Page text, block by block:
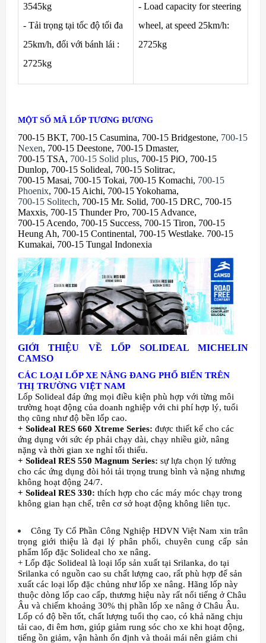
3545kg
- Tải trọng tại tốc độ tối đa
25km/h, đối với bánh lái :
2725kg
- Load capacity for steering
wheel, at speed 25km/h:
2725kg
MỘT SỐ MÃ LỐP TƯƠNG ĐƯƠNG
700-15 BKT, 700-15 Casumina, 700-15 Bridgestone, 700-15
Nexen, 700-15 Deestone, 700-15 Dmaster,
700-15 TSA, 700-15 Solid plus, 700-15 PiO, 700-15
Dunlop, 700-15 Solideal, 700-15 Solitrac,
700-15 Masai, 700-15 Tokai, 700-15 Komachi, 700-15
Phoenix, 700-15 Aichi, 700-15 Yokohama,
700-15 Solitech, 700-15 Mr. Solid, 700-15 DRC, 700-15
Maxxis, 700-15 Thunder Pro, 700-15 Advance,
700-15 Acendo, 700-15 Success, 700-15 Tiron, 700-15
Heung Ah, 700-15 Continental, 700-15 Westlake. 700-15
Kumakai, 700-15 Tungal Indonexia
GIỚI THIỆU VỀ LỐP SOLIDEAL MICHELIN
CAMSO
CÁC LOẠI LỐP XE NÂNG ĐANG PHỔ BIẾN TRÊN
THỊ TRƯỜNG VIỆT NAM
Lốp Solideal đáp ứng mọi điều kiện phù hợp với từng môi
trường hoạt động của doanh nghiệp với chi phí hợp lý, tuổi
thọ cũng như độ bền lốp cao.
+ Solideal RES 660 Xtreme Series: được thiết kế cho các
ứng dụng với sức ép phải chạy dài, chạy nhiều giờ, nâng
nặng và thời gian xe nghỉ tối thiểu.
+ Solideal RES 550 Magnum Series: sự lựa chọn lý tưởng
cho các ứng dụng đòi hỏi tải trọng trung bình và nặng nhưng
không hoạt động 24/7.
+ Solideal RES 330: thích hợp cho các máy móc chạy trong
không gian hạn chế, trên cơ sở hoạt động không liên tục.
Công Ty Cổ Phần Công Nghiệp HDVN Việt Nam xin trân
trọng giới thiệu là đại lý phân phối, chuyên cung cấp sản
phẩm lốp đặc Solideal cho xe nâng.
+ Lốp đặc Solideal là loại lốp sản xuất tại Srilanka, do tại
Srilanka có nguồn cao su chất lượng cao, rất phù hợp để sản
xuất các loại lốp đặc chủng như lốp xe nâng. Hãng lốp này
thuộc dòng lốp cao cấp, thương hiệu này rất nổi tiếng ở Châu
Âu và chiếm khoảng 30% thị phần lốp xe nâng ở Châu Âu.
Lốp có độ bền tốt, chất lượng tuổi thọ cao, có khả năng chịu
tải cao, đi êm hơn, giúp giảm rung sóc cho xe khi hoạt động,
tiếng ồn giảm, vận hành ổn định và thoải mái nên giảm chi